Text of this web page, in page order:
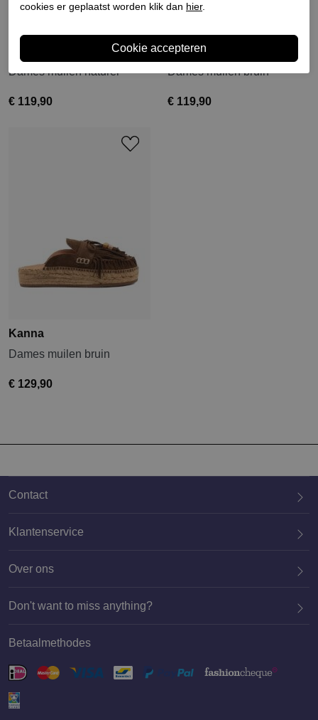
Dames muilen naturel
€ 119,90
Kanna
Dames muilen bruin
€ 119,90
Kanna
Dames muilen bruin
€ 129,90
Contact
020 659 3444
Klantenservice
Over ons
Don't want to miss anything?
Betaalmethodes
cookies er geplaatst worden klik dan hier.